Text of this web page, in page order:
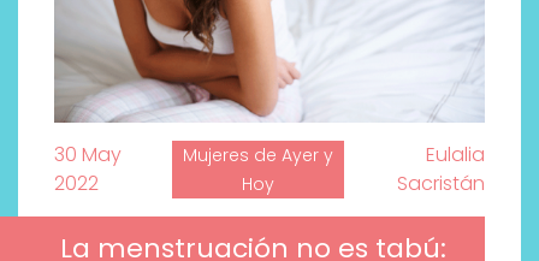
30 May
2022
Mujeres de Ayer y
Hoy
Eulalia
Sacristán
La menstruación no es tabú: